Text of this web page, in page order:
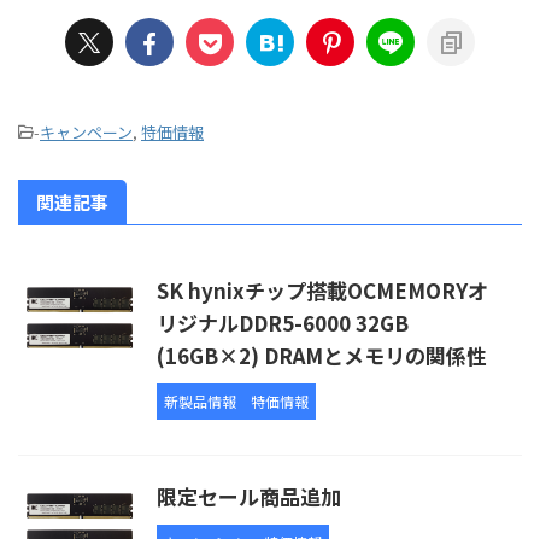
-キャンペーン, 特価情報
関連記事
SK hynixチップ搭載OCMEMORYオ
リジナルDDR5-6000 32GB
(16GB×2) DRAMとメモリの関係性
新製品情報 特価情報
限定セール商品追加